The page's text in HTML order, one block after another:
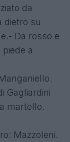
da
dietro su
Da rosso e
a
Gagliardini
martello.
Mazzoleni.